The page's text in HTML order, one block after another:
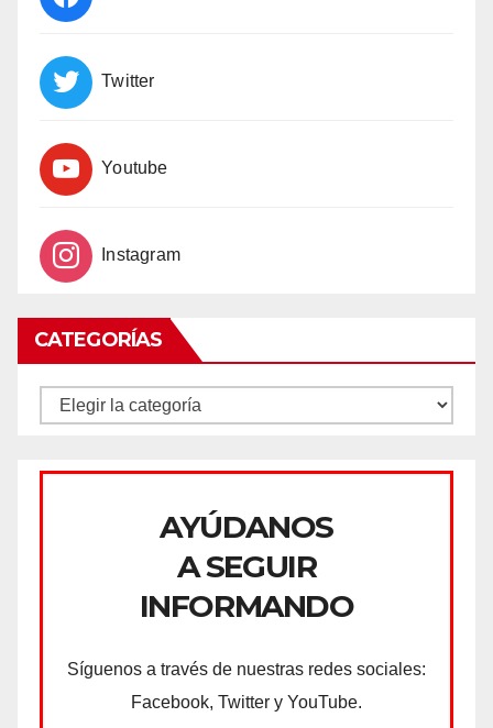
Twitter
Youtube
Instagram
CATEGORÍAS
CATEGORÍAS
AYÚDANOS
A SEGUIR
INFORMANDO
Síguenos a través de nuestras redes sociales:
Facebook, Twitter y YouTube.